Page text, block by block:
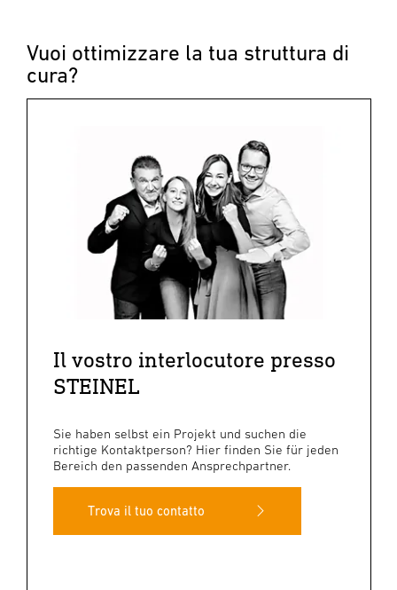
Vuoi ottimizzare la tua struttura di
cura?
Il vostro interlocutore presso
STEINEL
Sie haben selbst ein Projekt und suchen die
richtige Kontaktperson? Hier finden Sie für jeden
Bereich den passenden Ansprechpartner.
Trova il tuo contatto